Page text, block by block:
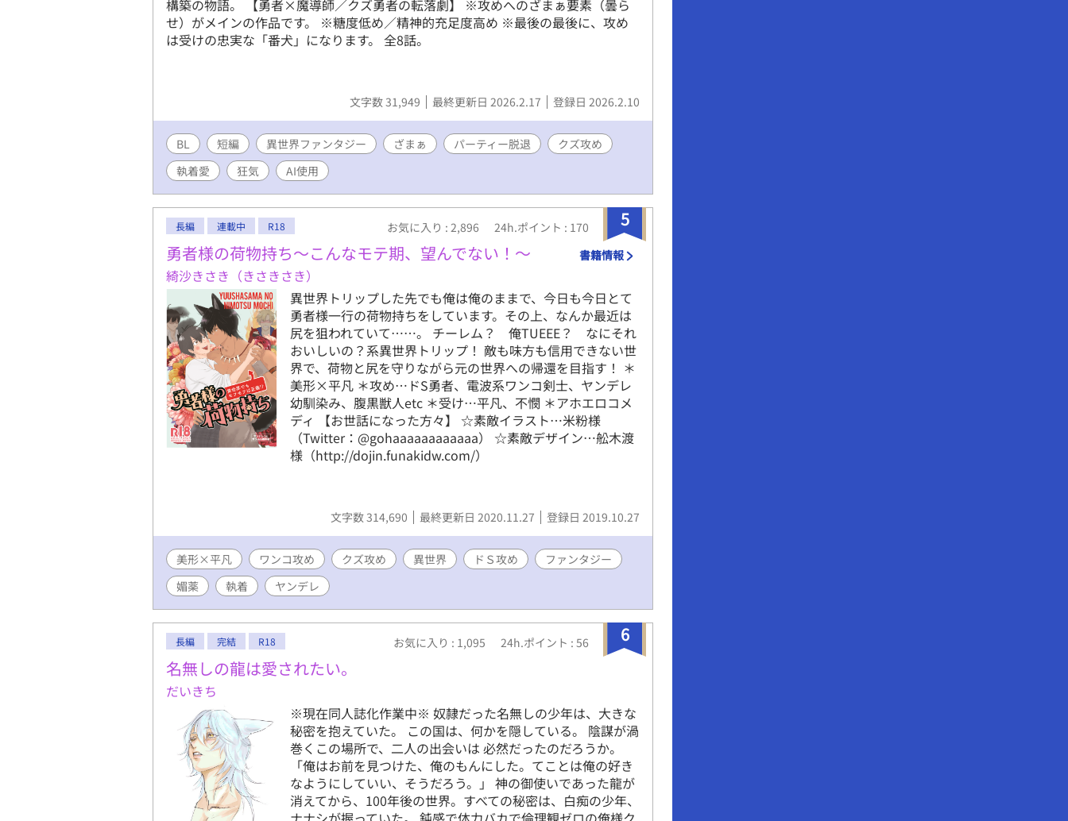
構築の物語。 【勇者×魔導師／クズ勇者の転落劇】 ※攻めへのざまぁ要素（曇ら
せ）がメインの作品です。 ※糖度低め／精神的充足度高め ※最後の最後に、攻め
は受けの忠実な「番犬」になります。 全8話。
文字数 31,949 最終更新日 2026.2.17 登録日 2026.2.10
BL 短編 異世界ファンタジー ざまぁ パーティー脱退
クズ攻め
執着愛
狂気 AI使用
5
長編 連載中 R18 お気に入り : 2,896 24h.ポイント : 170
勇者様の荷物持ち〜こんなモテ期、望んでない！〜
綺沙きさき（きさきさき）
書籍情報
異世界トリップした先でも俺は俺のままで、今日も今日とて
勇者様一行の荷物持ちをしています。その上、なんか最近は
尻を狙われていて……。 チーレム？ 俺TUEEE？ なにそれ
おいしいの？系異世界トリップ！ 敵も味方も信用できない世
界で、荷物と尻を守りながら元の世界への帰還を目指す！ ＊
美形×平凡 ＊攻め…ドS勇者、電波系ワンコ剣士、ヤンデレ
幼馴染み、腹黒獣人etc ＊受け…平凡、不憫 ＊アホエロコメ
ディ 【お世話になった方々】 ☆素敵イラスト…米粉様
（Twitter：@gohaaaaaaaaaaaa） ☆素敵デザイン…舩木渡
様（http://dojin.funakidw.com/）
文字数 314,690 最終更新日 2020.11.27 登録日 2019.10.27
美形×平凡 ワンコ攻め クズ攻め 異世界 ドＳ攻め
ファンタジー
媚薬
執着 ヤンデレ
6
長編 完結 R18 お気に入り : 1,095 24h.ポイント : 56
名無しの龍は愛されたい。
だいきち
※現在同人誌化作業中※ 奴隷だった名無しの少年は、大きな
秘密を抱えていた。 この国は、何かを隠している。 陰謀が渦
巻くこの場所で、二人の出会いは 必然だったのだろうか。
「俺はお前を見つけた、俺のもんにした。てことは俺の好き
なようにしていい、そうだろう。」 神の御使いであった龍が
消えてから、100年後の世界。すべての秘密は、白痴の少年、